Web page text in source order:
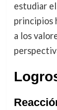
estudiar
principios
a los